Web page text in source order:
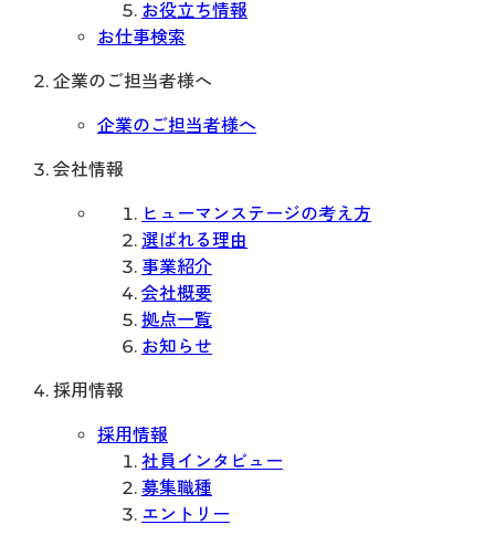
お役立ち情報
お仕事検索
企業のご担当者様へ
企業のご担当者様へ
会社情報
ヒューマンステージの考え方
選ばれる理由
事業紹介
会社概要
拠点一覧
お知らせ
採用情報
採用情報
社員インタビュー
募集職種
エントリー